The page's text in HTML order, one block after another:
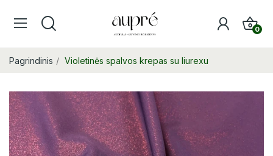
0
Pagrindinis Violetinės spalvos krepas su liurexu